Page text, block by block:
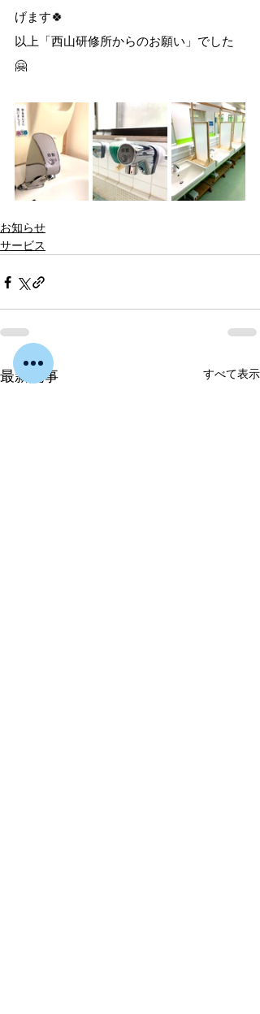
げます🍀
以上「西山研修所からのお願い」でした
🤗
お知らせ
サービス
最新記事 すべて表示